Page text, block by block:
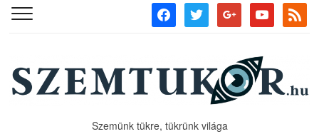
facebooktwitter google youtube rss
Szemünk tükre, tükrünk világa